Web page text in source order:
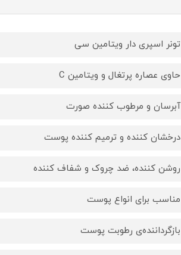
تونر اسپری دار ویتامین سی
حاوی عصاره پرتغال و ویتامین C
آبرسان و مرطوب کننده صورت
درخشان کننده و ترمیم کننده پوست
روشن کننده، ضد چروک و شفاف کننده
مناسب برای انواع پوست
بازگرداننده‌ی رطوبت پوست